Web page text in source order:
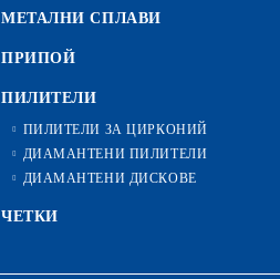
МЕТАЛНИ СПЛАВИ
ПРИПОЙ
ПИЛИТЕЛИ
ПИЛИТЕЛИ ЗА ЦИРКОНИЙ
ДИАМАНТЕНИ ПИЛИТЕЛИ
ДИАМАНТЕНИ ДИСКОВЕ
ЧЕТКИ